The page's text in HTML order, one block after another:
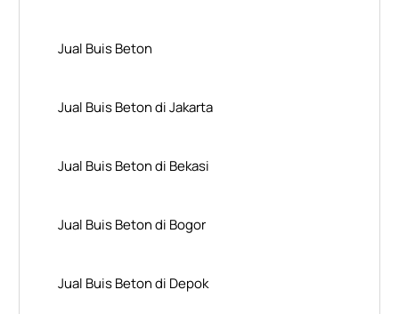
Jual Buis Beton
Jual Buis Beton di Jakarta
Jual Buis Beton di Bekasi
Jual Buis Beton di Bogor
Jual Buis Beton di Depok